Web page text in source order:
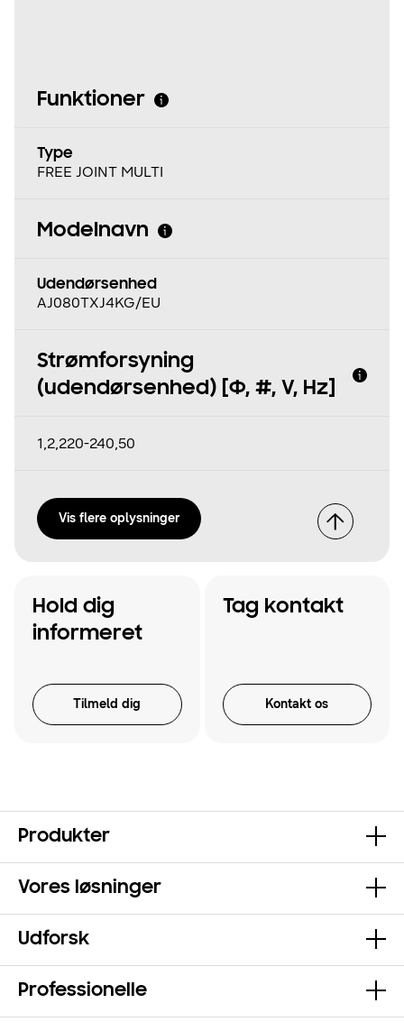
Funktioner
Type
FREE JOINT MULTI
Modelnavn
Udendørsenhed
AJ080TXJ4KG/EU
Strømforsyning
(udendørsenhed) [Φ, #, V, Hz]
1,2,220-240,50
Vis flere oplysninger
Hold dig
informeret
Tilmeld dig
Tag kontakt
Kontakt os
Produkter
Vores løsninger
Udforsk
Professionelle